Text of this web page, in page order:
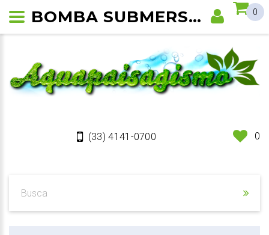
(33) 4141-0700 0
0
BOMBA SUBMERSA SARLO BETTER SB 2000